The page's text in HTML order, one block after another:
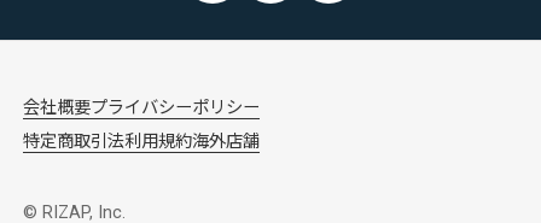
会社概要プライバシーポリシー
特定商取引法利用規約海外店舗
© RIZAP, Inc.